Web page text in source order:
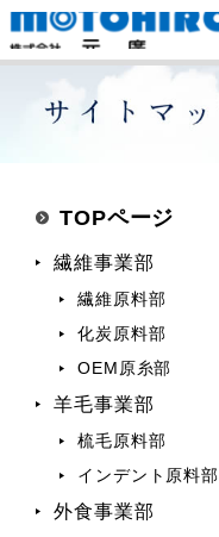
TOPページ
繊維事業部
繊維原料部
化炭原料部
OEM原糸部
羊毛事業部
梳毛原料部
インデント原料部
外食事業部